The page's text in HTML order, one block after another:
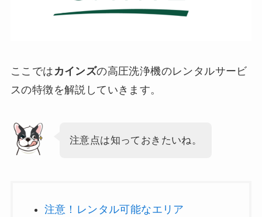
ここでは カインズの高圧洗浄機のレンタルサービ
スの特徴を解説していきます。
注意点は知っておきたいね。
注意！レンタル可能なエリア